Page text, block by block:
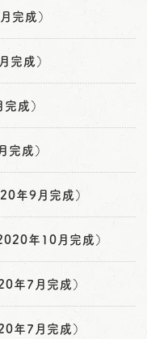
完成）
完成）
成）
成）
年9月完成）
年10月完成）
年7月完成）
年7月完成）